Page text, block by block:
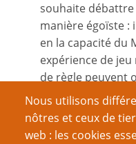
souhaite
manière égoïste :
en la capacité du
expérience de
de règle peuvent
produire.
Mike
Nous utilisons
nôtres et ceux de
web : les cookies